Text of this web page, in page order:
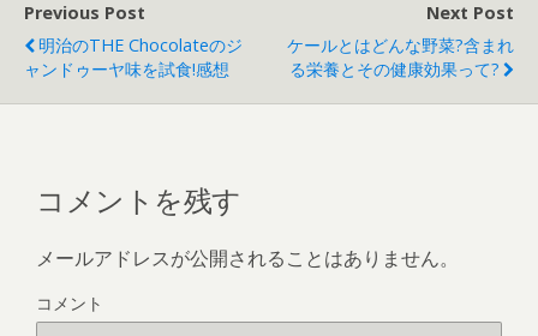
Previous Post
明治のTHE Chocolateのジ
ャンドゥーヤ味を試食!感想
Next Post
ケールとはどんな野菜?含まれ
る栄養とその健康効果って?
コメントを残す
メールアドレスが公開されることはありません。
コメント